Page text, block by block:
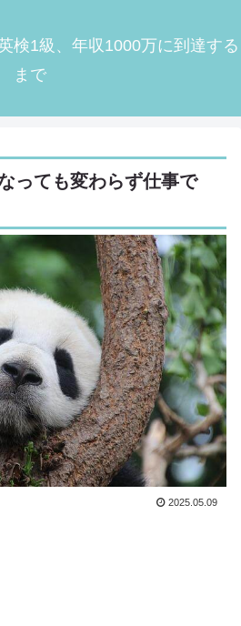
検1級、年収1000万に到達する
まで
っても変わらず仕事で
2025.05.09